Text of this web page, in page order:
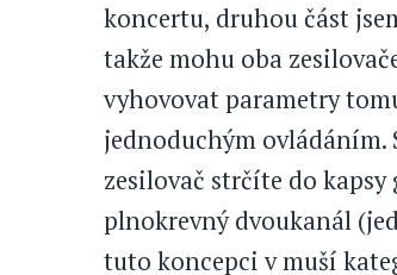
koncertu, druhou část
takže mohu oba
vyhovovat parametry
jednoduchým ovládáním.
zesilovač strčíte do
plnokrevný dvoukanál
tuto koncepci v muší